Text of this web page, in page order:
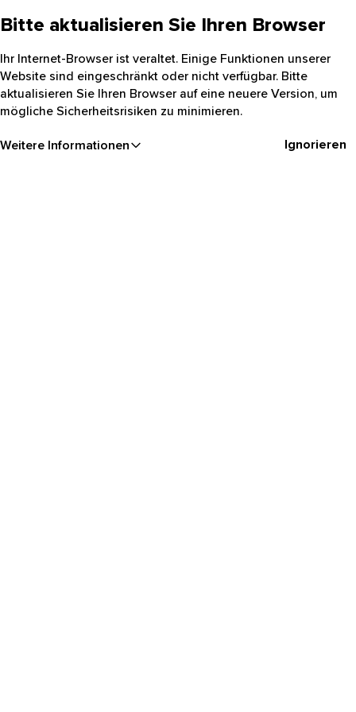
Bitte aktualisieren Sie Ihren Browser
Ihr Internet-Browser ist veraltet. Einige Funktionen unserer
Website sind eingeschränkt oder nicht verfügbar. Bitte
aktualisieren Sie Ihren Browser auf eine neuere Version, um
mögliche Sicherheitsrisiken zu minimieren.
Weitere Informationen Ignorieren